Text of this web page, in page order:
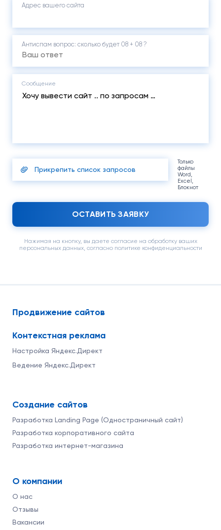
Адрес вашего сайта
Антиспам вопрос: cколько будет 08 + 08 ?
Сообщение
Прикрепить список запросов
Только
файлы
Word,
Excel,
Блокнот
ОСТАВИТЬ ЗАЯВКУ
Нажимая на кнопку, вы даете согласие на обработку ваших
персональных данных, согласно политике конфиденциальности
Продвижение сайтов
Контекстная реклама
Настройка Яндекс.Директ
Ведение Яндекс.Директ
Создание сайтов
Разработка Landing Page (Одностраничный сайт)
Разработка корпоративного сайта
Разработка интернет-магазина
О компании
О нас
Отзывы
Вакансии